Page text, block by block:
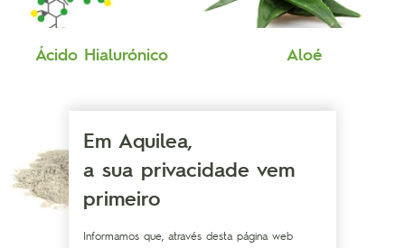
Ácido Hialurónico Aloé
Em Aquilea,
a sua privacidade vem
primeiro
Informamos que, através desta página web